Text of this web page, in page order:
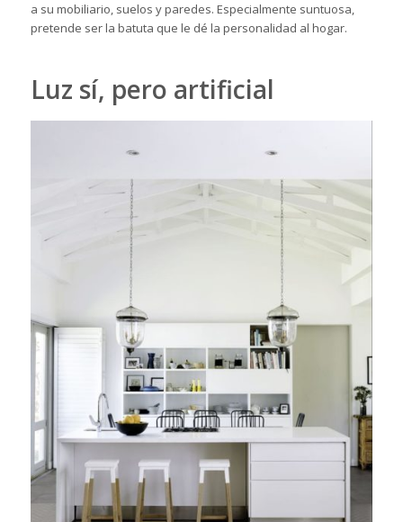
a su mobiliario, suelos y paredes. Especialmente suntuosa,
pretende ser la batuta que le dé la personalidad al hogar.
Luz sí, pero artificial